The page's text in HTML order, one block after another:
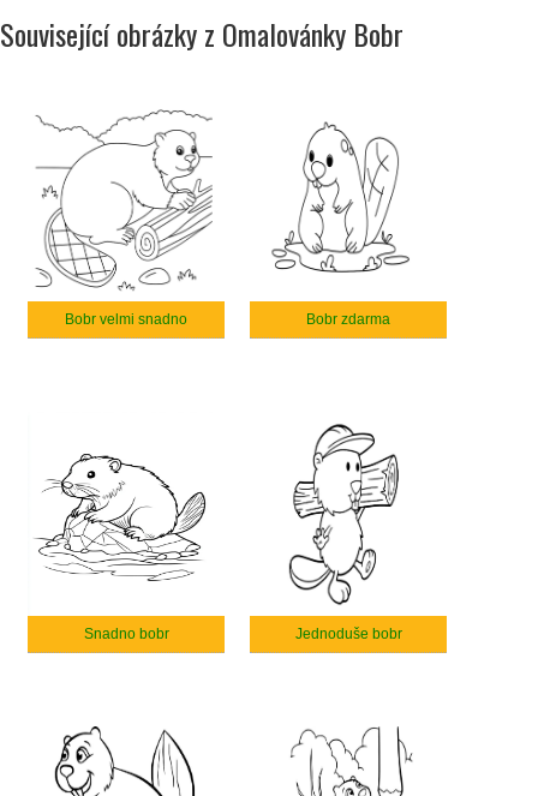
Související obrázky z Omalovánky Bobr
Bobr velmi snadno Bobr zdarma
Snadno bobr Jednoduše bobr